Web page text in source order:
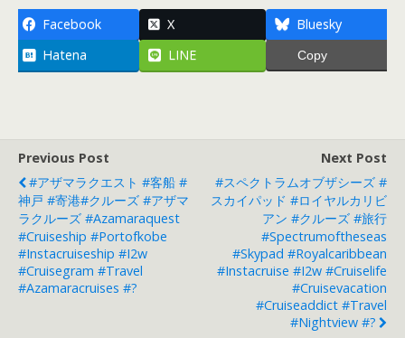
Facebook X
Bluesky
Hatena
LINE Copy
Previous Post
#アザマラクエスト #客船 #
神戸 #寄港#クルーズ #アザマ
ラクルーズ #azamaraquest
#cruiseship #portofkobe
#instacruiseship #i2w
#cruisegram #travel
#azamaracruises #?
Next Post
#スペクトラムオブザシーズ #
スカイパッド #ロイヤルカリビ
アン #クルーズ #旅行
#spectrumoftheseas
#skypad #royalcaribbean
#instacruise #i2w #cruiselife
#cruisevacation
#cruiseaddict #travel
#nightview #?